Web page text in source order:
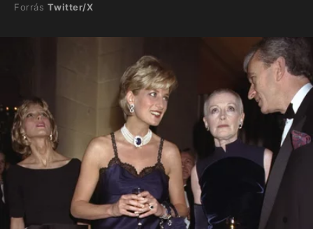
Forrás Twitter/X